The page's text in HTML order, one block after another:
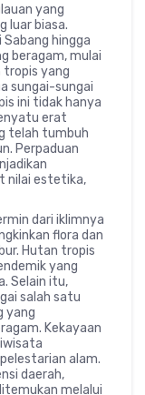
yang
luar biasa.
hingga
beragam, mulai
tropis yang
sungai-sungai
ini tidak hanya
erat
telah tumbuh
Perpaduan
nilai estetika,
dari iklimnya
flora dan
Hutan tropis
yang
Selain itu,
salah satu
yang
Kekayaan
alam.
daerah,
melalui